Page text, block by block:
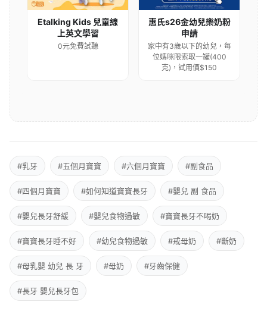
Etalking Kids 兒童線
上英文學習
0元免費試聽
惠氏s26金幼兒樂奶粉
申請
家中有3歲以下的幼兒，每
位媽咪限索取一罐(400
克)，試用價$150
#乳牙 #五個月寶寶 #六個月寶寶 #副食品
#四個月寶寶 #如何知道寶寶長牙 #嬰兒 副 食品
#嬰兒長牙舒緩 #嬰兒食物過敏 #寶寶長牙不喝奶
#寶寶長牙睡不好 #幼兒食物過敏 #戒母奶 #斷奶
#母乳嬰 幼兒 長 牙 #母奶 #牙齒保健
#長牙 嬰兒長牙包